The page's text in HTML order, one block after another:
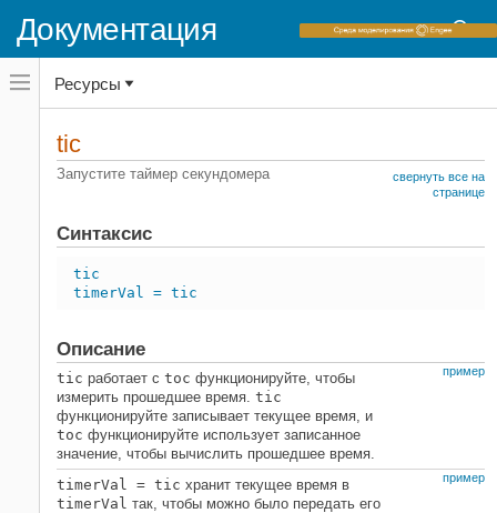
Документация
Переключатель
навигационного
меню
переключатель
навигационного
MATLAB
Производительность и память
НА ЭТОЙ СТРАНИЦЕ
Описание
Примеры
Советы
Расширенные возможности
Смотрите также
Ресурсы
tic
Запустите таймер секундомера
свернуть все на
странице
Синтаксис
tic
timerVal = tic
Описание
пример
tic работает с toc функционируйте, чтобы
измерить прошедшее время. tic
функционируйте записывает текущее время, и
toc функционируйте использует записанное
значение, чтобы вычислить прошедшее время.
пример
timerVal = tic хранит текущее время в
timerVal так, чтобы можно было передать его